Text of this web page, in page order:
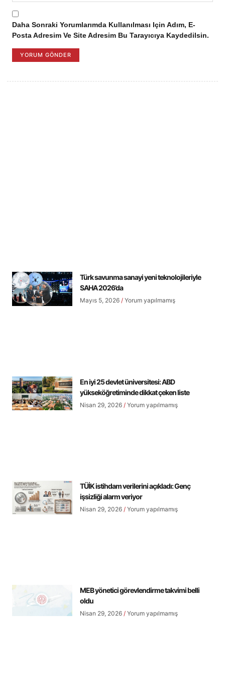
Daha Sonraki Yorumlarımda Kullanılması Için Adım, E-
Posta Adresim Ve Site Adresim Bu Tarayıcıya Kaydedilsin.
Türk savunma sanayi yeni teknolojileriyle
SAHA 2026’da
Mayıs 5, 2026 Yorum yapılmamış
En iyi 25 devlet üniversitesi: ABD
yükseköğretiminde dikkat çeken liste
Nisan 29, 2026 Yorum yapılmamış
TÜİK istihdam verilerini açıkladı: Genç
işsizliği alarm veriyor
Nisan 29, 2026 Yorum yapılmamış
MEB yönetici görevlendirme takvimi belli
oldu
Nisan 29, 2026 Yorum yapılmamış